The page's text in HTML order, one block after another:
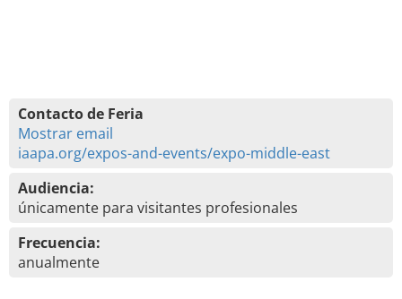
Contacto de Feria
Mostrar email
iaapa.org/expos-and-events/expo-middle-east
Audiencia:
únicamente para visitantes profesionales
Frecuencia:
anualmente